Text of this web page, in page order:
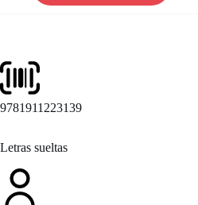
9781911223139
Letras sueltas